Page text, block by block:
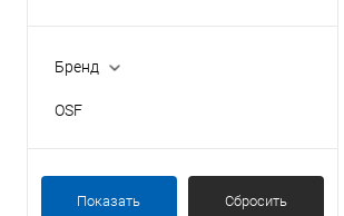
Бренд
OSF
Показать Сбросить